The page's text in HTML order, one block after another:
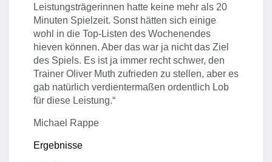
Leistungsträgerinnen hatte keine mehr als 20
Minuten Spielzeit. Sonst hätten sich einige
wohl in die Top-Listen des Wochenendes
hieven können. Aber das war ja nicht das Ziel
des Spiels. Es ist ja immer recht schwer, den
Trainer Oliver Muth zufrieden zu stellen, aber es
gab natürlich verdientermaßen ordentlich Lob
für diese Leistung.“
Michael Rappe
Ergebnisse